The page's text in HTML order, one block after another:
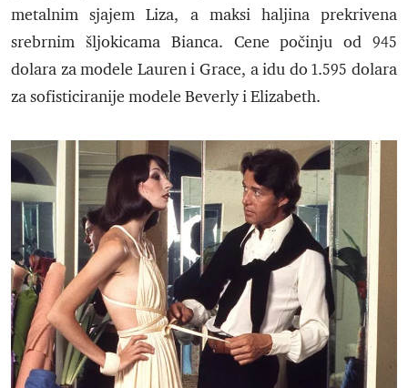
metalnim sjajem Liza, a maksi haljina prekrivena
srebrnim šljokicama Bianca. Cene počinju od 945
dolara za modele Lauren i Grace, a idu do 1.595 dolara
za sofisticiranije modele Beverly i Elizabeth.